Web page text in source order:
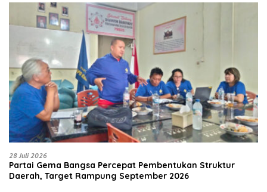
28 Juli 2026
Partai Gema Bangsa Percepat Pembentukan Struktur
Daerah, Target Rampung September 2026